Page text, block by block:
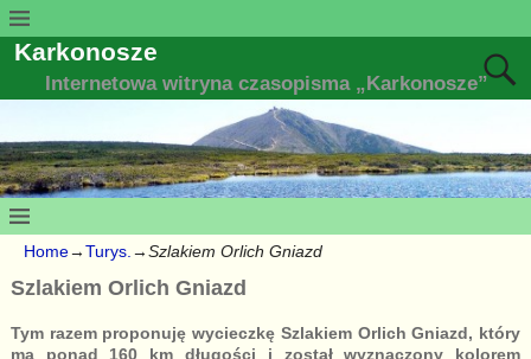
Karkonosze
Internetowa witryna czasopisma „Karkonosze”
Home→Turys. →Szlakiem Orlich Gniazd
Szlakiem Orlich Gniazd
Tym razem proponuję wycieczkę Szlakiem Orlich Gniazd, który
ma ponad 160 km długości i został wyznaczony kolorem